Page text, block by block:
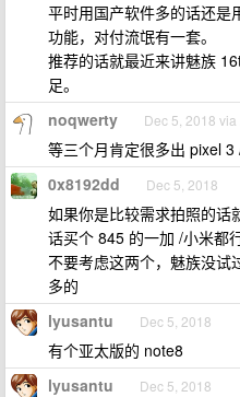
平时用国产软件多的话还是
功能，对付流氓有一套。
推荐的话就最近来讲魅族
足。
noqwerty Dec 5, 2018
等三个月肯定很多出 pixel 3
0x8192dd Dec 5, 2018
如果你是比较需求拍照的话
话买个 845 的一加 /小米都
不要考虑这两个，魅族没试
多的
lyusantu Dec 5, 2018
有个亚太版的 note8
lyusantu Dec 5, 2018